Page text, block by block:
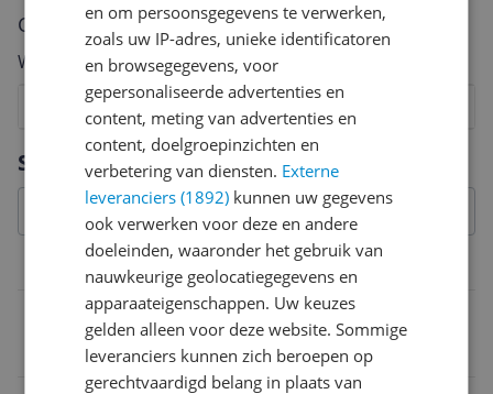
Specificaties
Model
Cijfer
Welk cijfer geef jij dit product?
2
Vraag 1 van 4
en om persoonsgegevens te verwerken,
zoals uw IP-adres, unieke identificatoren
en browsegegevens, voor
gepersonaliseerde advertenties en
content, meting van advertenties en
content, doelgroepinzichten en
verbetering van diensten. Externe
leveranciers (1892) kunnen uw gegevens
ook verwerken voor deze en andere
doeleinden, waaronder het gebruik van
nauwkeurige geolocatiegegevens en
apparaateigenschappen. Uw keuzes
gelden alleen voor deze website. Sommige
leveranciers kunnen zich beroepen op
gerechtvaardigd belang in plaats van